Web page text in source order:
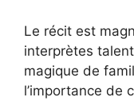
Le récit est
interprètes
magique de
l’importance de